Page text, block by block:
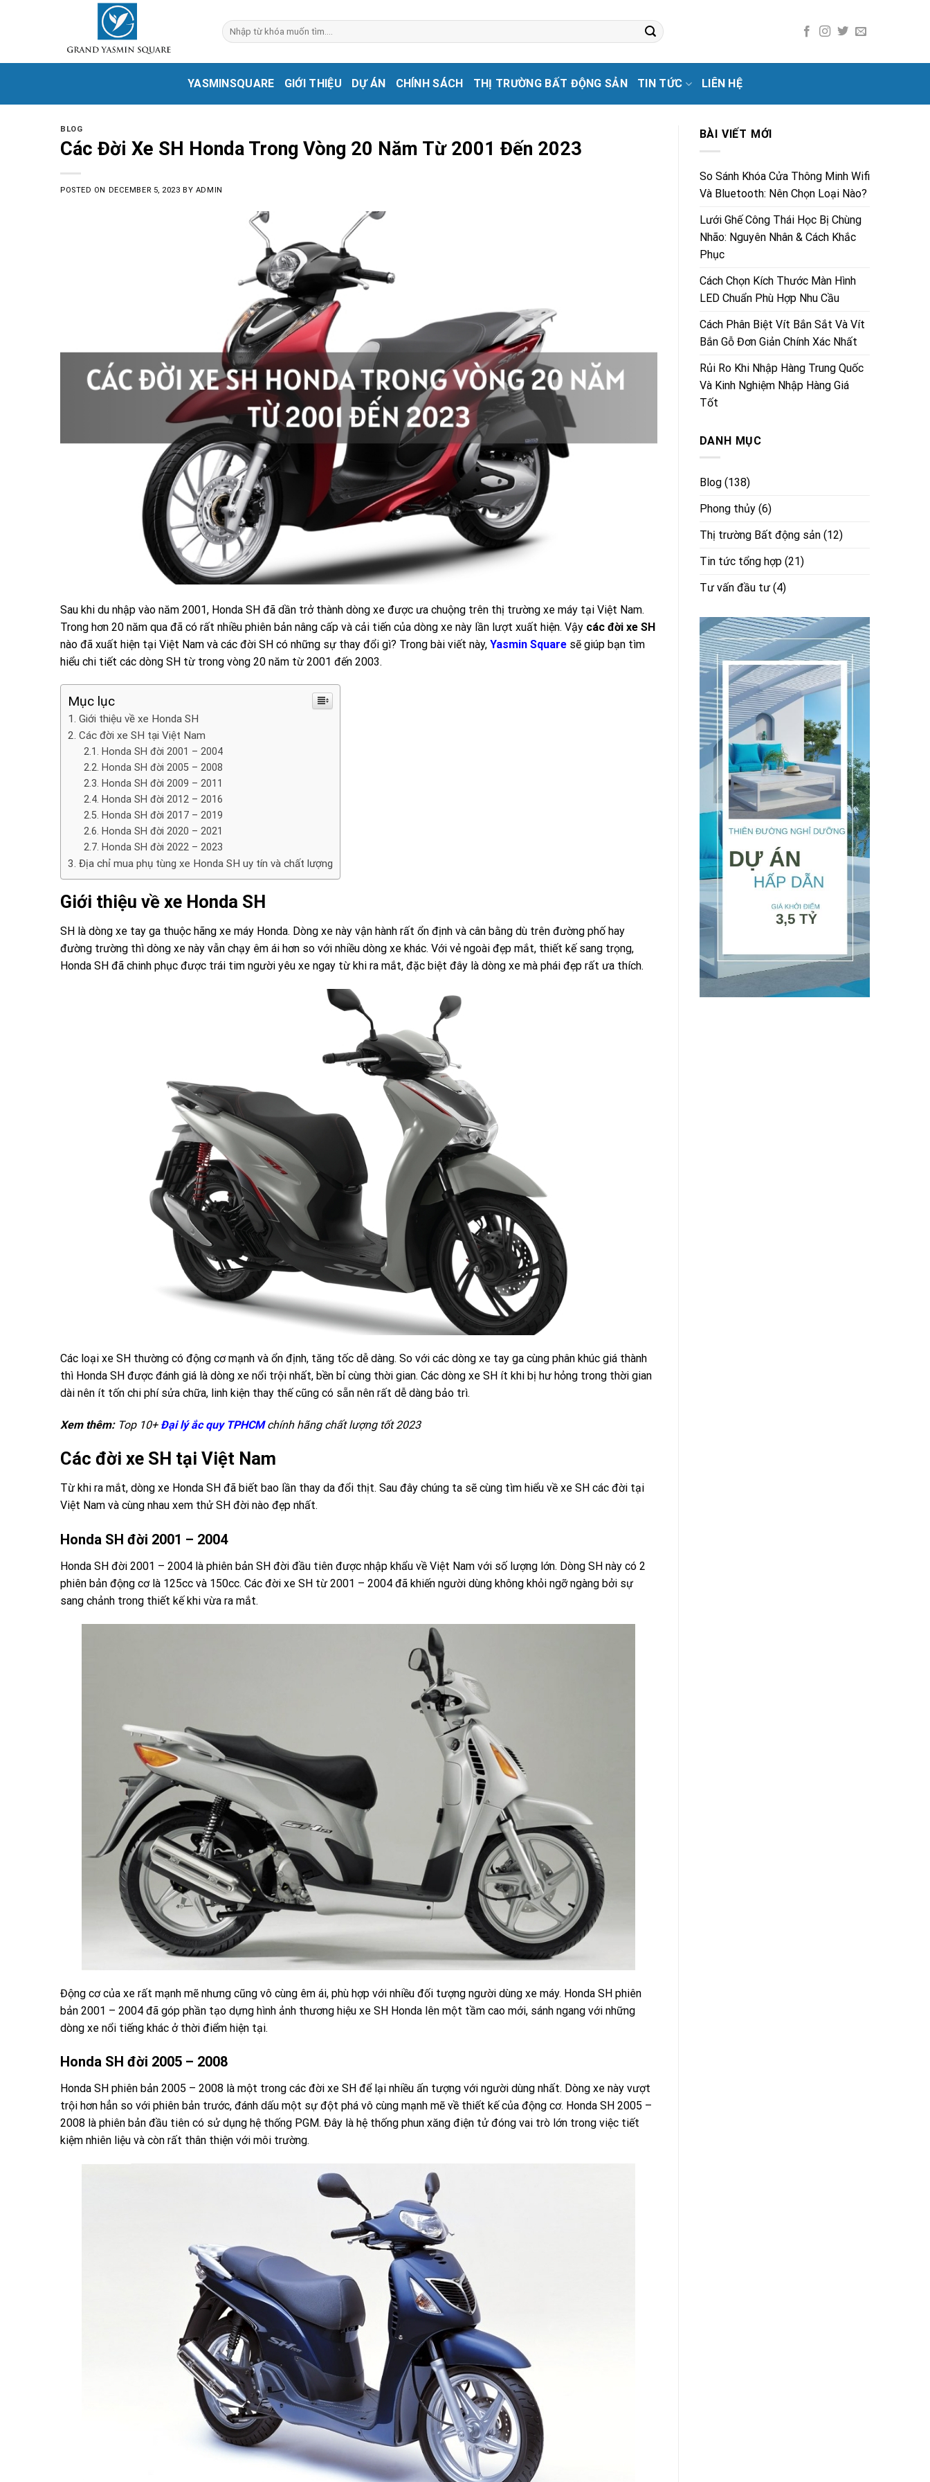
YASMINSQUARE GIỚI THIỆU DỰ ÁN CHÍNH SÁCH THỊ TRƯỜNG BẤT ĐỘNG SẢN TIN TỨC LIÊN HỆ
BLOG
Các Đời Xe SH Honda Trong Vòng 20 Năm Từ 2001 Đến 2023
POSTED ON DECEMBER 5, 2023 BY ADMIN
Sau khi du nhập vào năm 2001, Honda SH đã dần trở thành dòng xe được ưa chuộng trên thị trường xe máy tại Việt Nam.
Trong hơn 20 năm qua đã có rất nhiều phiên bản nâng cấp và cải tiến của dòng xe này lần lượt xuất hiện. Vậy các đời xe SH
nào đã xuất hiện tại Việt Nam và các đời SH có những sự thay đổi gì? Trong bài viết này, Yasmin Square sẽ giúp bạn tìm
hiểu chi tiết các dòng SH từ trong vòng 20 năm từ 2001 đến 2003.
Mục lục
Giới thiệu về xe Honda SH
Các đời xe SH tại Việt Nam
Honda SH đời 2001 – 2004
Honda SH đời 2005 – 2008
Honda SH đời 2009 – 2011
Honda SH đời 2012 – 2016
Honda SH đời 2017 – 2019
Honda SH đời 2020 – 2021
Honda SH đời 2022 – 2023
Địa chỉ mua phụ tùng xe Honda SH uy tín và chất lượng
Giới thiệu về xe Honda SH
SH là dòng xe tay ga thuộc hãng xe máy Honda. Dòng xe này vận hành rất ổn định và cân bằng dù trên đường phố hay
đường trường thì dòng xe này vẫn chạy êm ái hơn so với nhiều dòng xe khác. Với vẻ ngoài đẹp mắt, thiết kế sang trọng,
Honda SH đã chinh phục được trái tim người yêu xe ngay từ khi ra mắt, đặc biệt đây là dòng xe mà phái đẹp rất ưa thích.
Các loại xe SH thường có động cơ mạnh và ổn định, tăng tốc dễ dàng. So với các dòng xe tay ga cùng phân khúc giá thành
thì Honda SH được đánh giá là dòng xe nổi trội nhất, bền bỉ cùng thời gian. Các dòng xe SH ít khi bị hư hỏng trong thời gian
dài nên ít tốn chi phí sửa chữa, linh kiện thay thế cũng có sẵn nên rất dễ dàng bảo trì.
Xem thêm: Top 10+ Đại lý ắc quy TPHCMchính hãng chất lượng tốt 2023
Các đời xe SH tại Việt Nam
Từ khi ra mắt, dòng xe Honda SH đã biết bao lần thay da đổi thịt. Sau đây chúng ta sẽ cùng tìm hiểu về xe SH các đời tại
Việt Nam và cùng nhau xem thử SH đời nào đẹp nhất.
Honda SH đời 2001 – 2004
Honda SH đời 2001 – 2004 là phiên bản SH đời đầu tiên được nhập khẩu về Việt Nam với số lượng lớn. Dòng SH này có 2
phiên bản động cơ là 125cc và 150cc. Các đời xe SH từ 2001 – 2004 đã khiến người dùng không khỏi ngỡ ngàng bởi sự
sang chảnh trong thiết kế khi vừa ra mắt.
Động cơ của xe rất mạnh mẽ nhưng cũng vô cùng êm ái, phù hợp với nhiều đối tượng người dùng xe máy. Honda SH phiên
bản 2001 – 2004 đã góp phần tạo dựng hình ảnh thương hiệu xe SH Honda lên một tầm cao mới, sánh ngang với những
dòng xe nổi tiếng khác ở thời điểm hiện tại.
Honda SH đời 2005 – 2008
Honda SH phiên bản 2005 – 2008 là một trong các đời xe SH để lại nhiều ấn tượng với người dùng nhất. Dòng xe này vượt
trội hơn hẳn so với phiên bản trước, đánh dấu một sự đột phá vô cùng mạnh mẽ về thiết kế của động cơ. Honda SH 2005 –
2008 là phiên bản đầu tiên có sử dụng hệ thống PGM. Đây là hệ thống phun xăng điện tử đóng vai trò lớn trong việc tiết
kiệm nhiên liệu và còn rất thân thiện với môi trường.
BÀI VIẾT MỚI
So Sánh Khóa Cửa Thông Minh Wifi
Và Bluetooth: Nên Chọn Loại Nào?
Lưới Ghế Công Thái Học Bị Chùng
Nhão: Nguyên Nhân & Cách Khắc
Phục
Cách Chọn Kích Thước Màn Hình
LED Chuẩn Phù Hợp Nhu Cầu
Cách Phân Biệt Vít Bắn Sắt Và Vít
Bắn Gỗ Đơn Giản Chính Xác Nhất
Rủi Ro Khi Nhập Hàng Trung Quốc
Và Kinh Nghiệm Nhập Hàng Giá
Tốt
DANH MỤC
Blog(138)
Phong thủy(6)
Thị trường Bất động sản(12)
Tin tức tổng hợp(21)
Tư vấn đầu tư(4)